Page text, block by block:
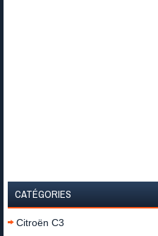
CATÉGORIES
Citroën C3